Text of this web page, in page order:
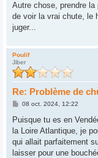
Autre chose, prendre
de voir la vrai chute, le
juger...
Poulif
Jiber
Re: Problème de
M
s
a
g
08 oct. 2024, 12:22
Puisque tu es en
la Loire Atlantique, je
qui allait parfaitement
laisser pour une